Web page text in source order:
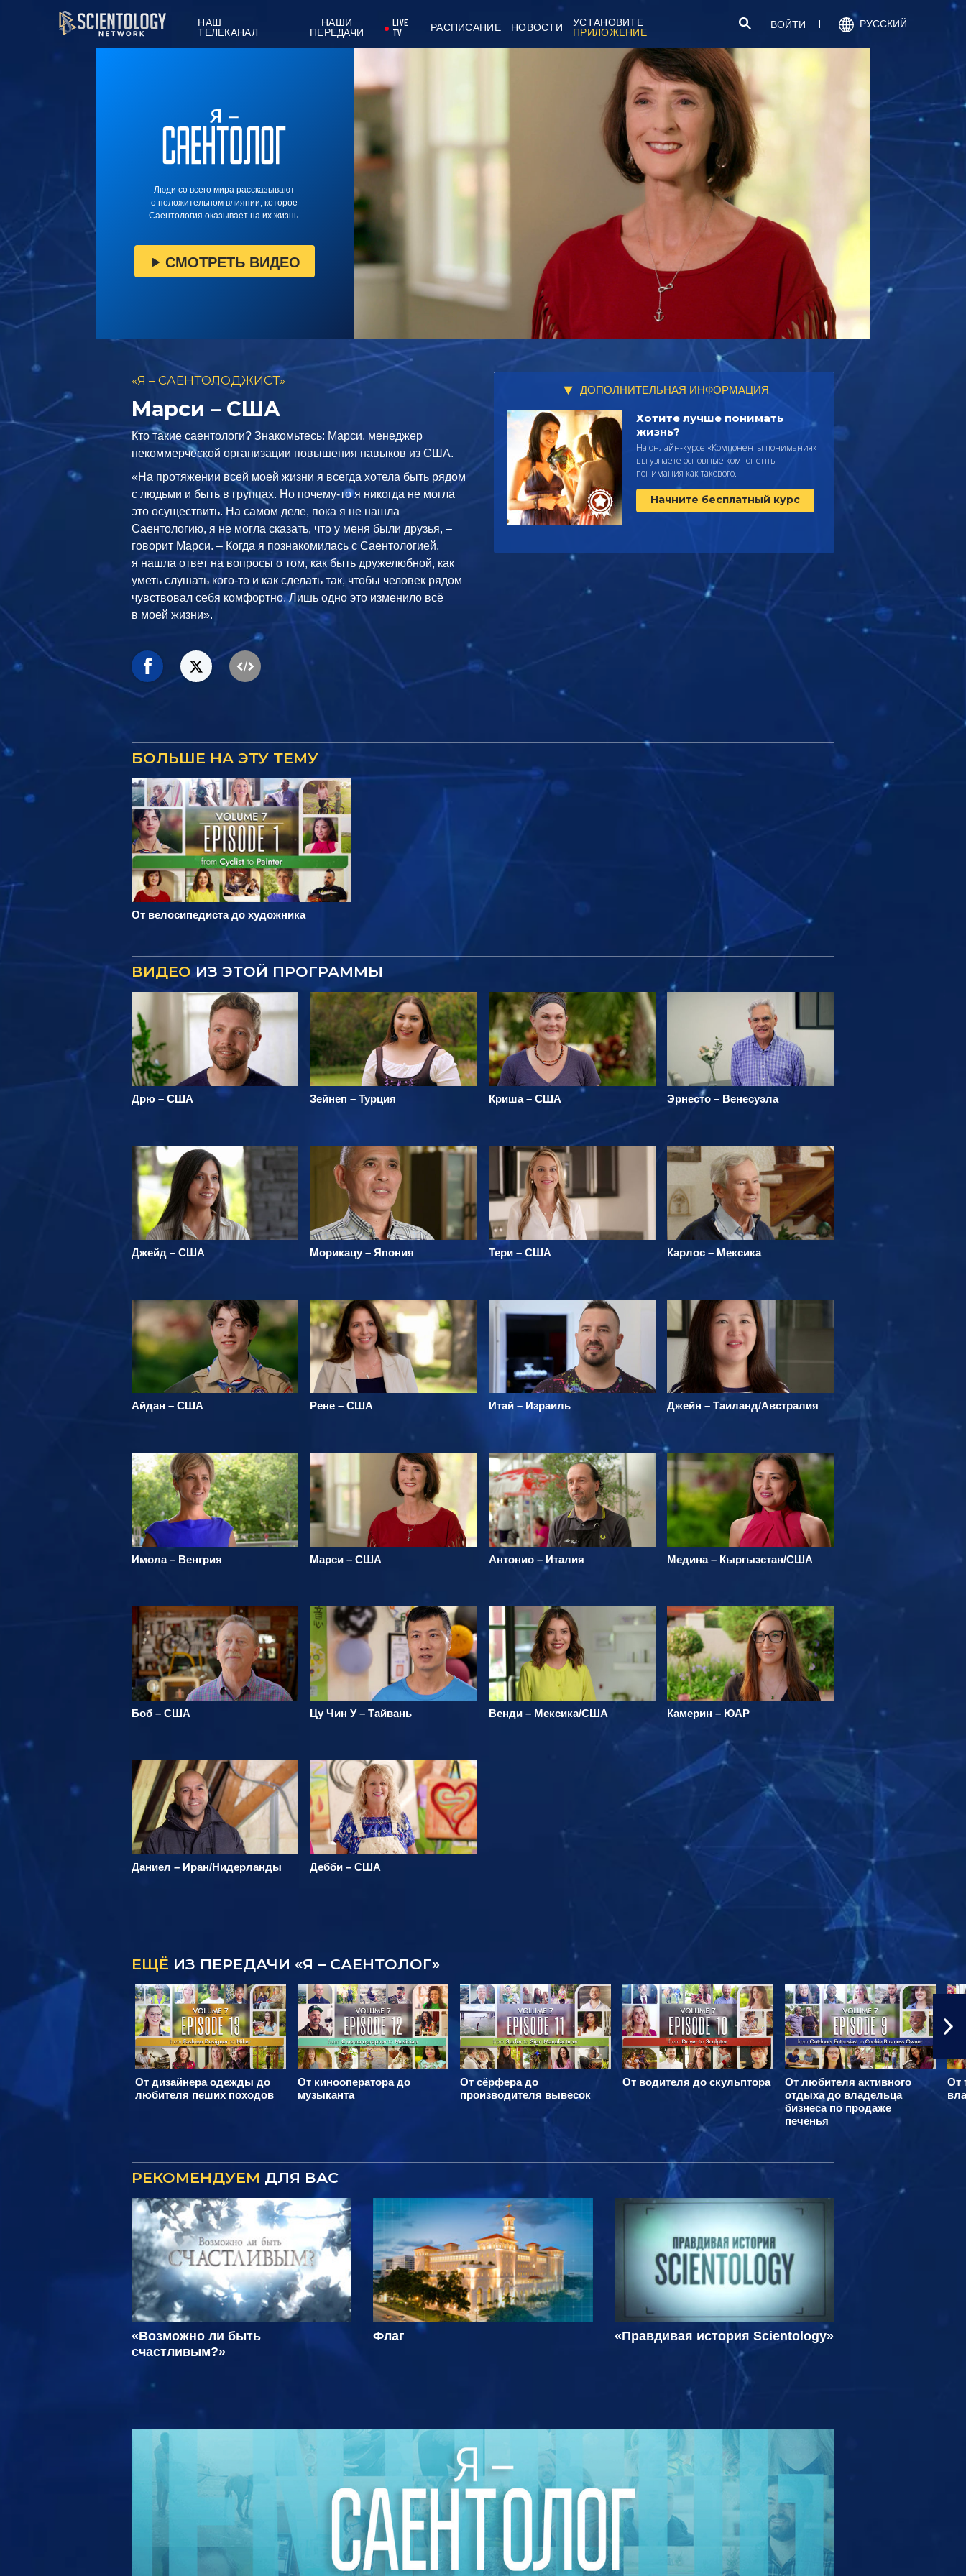
НАШ
ТЕЛЕКАНАЛ
НАШИ
ПЕРЕДАЧИ
LIVE
TV
РАСПИСАНИЕ НОВОСТИ
УСТАНОВИТЕ
ПРИЛОЖЕНИЕ
ВОЙТИ РУССКИЙ
Люди со всего мира рассказывают
о положительном влиянии, которое
Саентология оказывает на их жизнь.
СМОТРЕТЬ ВИДЕО
«Я – САЕНТОЛОДЖИСТ»
Марси – США
Кто такие саентологи? Знакомьтесь: Марси, менеджер
некоммерческой организации повышения навыков из США.
«На протяжении всей моей жизни я всегда хотела быть рядом
с людьми и быть в группах. Но почему-то я никогда не могла
это осуществить. На самом деле, пока я не нашла
Саентологию, я не могла сказать, что у меня были друзья, –
говорит Марси. – Когда я познакомилась с Саентологией,
я нашла ответ на вопросы о том, как быть дружелюбной, как
уметь слушать кого-то и как сделать так, чтобы человек рядом
чувствовал себя комфортно. Лишь одно это изменило всё
в моей жизни».
ДОПОЛНИТЕЛЬНАЯ ИНФОРМАЦИЯ
Хотите лучше понимать
жизнь?
На онлайн-курсе «Компоненты понимания»
вы узнаете основные компоненты
понимания как такового.
Начните бесплатный курс
БОЛЬШЕ НА ЭТУ ТЕМУ
От велосипедиста до художника
ВИДЕОИЗ ЭТОЙ ПРОГРАММЫ
Дрю – США Зейнеп – Турция Криша – США Эрнесто – Венесуэла
Джейд – США Морикацу – Япония Тери – США Карлос – Мексика
Айдан – США Рене – США Итай – Израиль Джейн – Таиланд/Австралия
Имола – Венгрия Марси – США Антонио – Италия Медина – Кыргызстан/США
Боб – США Цу Чин У – Тайвань Венди – Мексика/США Камерин – ЮАР
Даниел – Иран/Нидерланды Дебби – США
ЕЩЁ ИЗ ПЕРЕДАЧИ «Я – САЕНТОЛОГ»
От дизайнера одежды до
любителя пеших походов
От кинооператора до
музыканта
От сёрфера до
производителя вывесок
От водителя до скульптора
От любителя активного
отдыха до владельца
бизнеса по продаже
печенья
От
РЕКОМЕНДУЕМ ДЛЯ ВАС
«Возможно ли быть
счастливым?»
Флаг «Правдивая история Scientology»